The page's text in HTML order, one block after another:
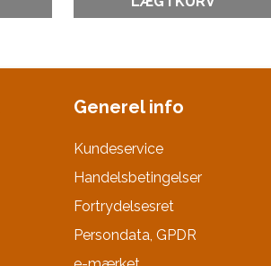
Generel info
Kundeservice
Handelsbetingelser
Fortrydelsesret
Persondata, GPDR